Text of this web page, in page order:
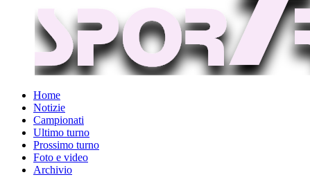
Home
Notizie
Campionati
Ultimo turno
Prossimo turno
Foto e video
Archivio